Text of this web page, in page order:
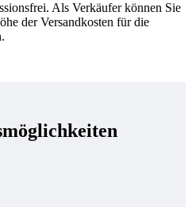
Als Verkäufer können Sie
der Versandkosten für die